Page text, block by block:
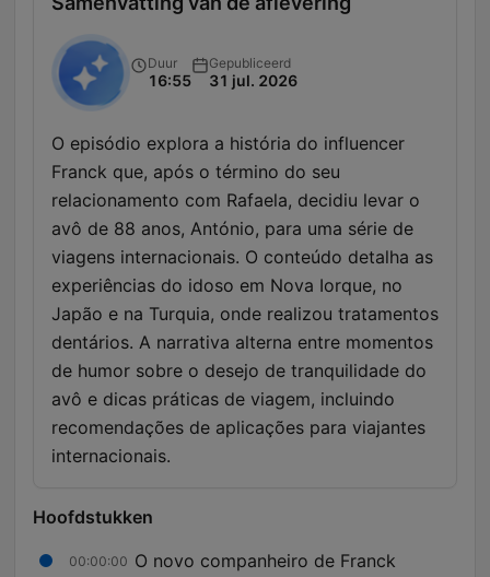
Duur
16:55
Gepubliceerd
31 jul. 2026
O episódio explora a história do influencer
Franck que, após o término do seu
relacionamento com Rafaela, decidiu levar o
avô de 88 anos, António, para uma série de
viagens internacionais. O conteúdo detalha as
experiências do idoso em Nova Iorque, no
Japão e na Turquia, onde realizou tratamentos
dentários. A narrativa alterna entre momentos
de humor sobre o desejo de tranquilidade do
avô e dicas práticas de viagem, incluindo
recomendações de aplicações para viajantes
internacionais.
Hoofdstukken
00:00:00 O novo companheiro de Franck